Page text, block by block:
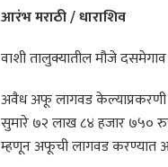
आरंभ मराठी / धाराशिव
वाशी तालुक्यातील मौजे दसमेगाव
अवैध अफू लागवड केल्याप्रकरणी
सुमारे ७२ लाख ८४ हजार ७५०
म्हणून अफूची लागवड करण्यात